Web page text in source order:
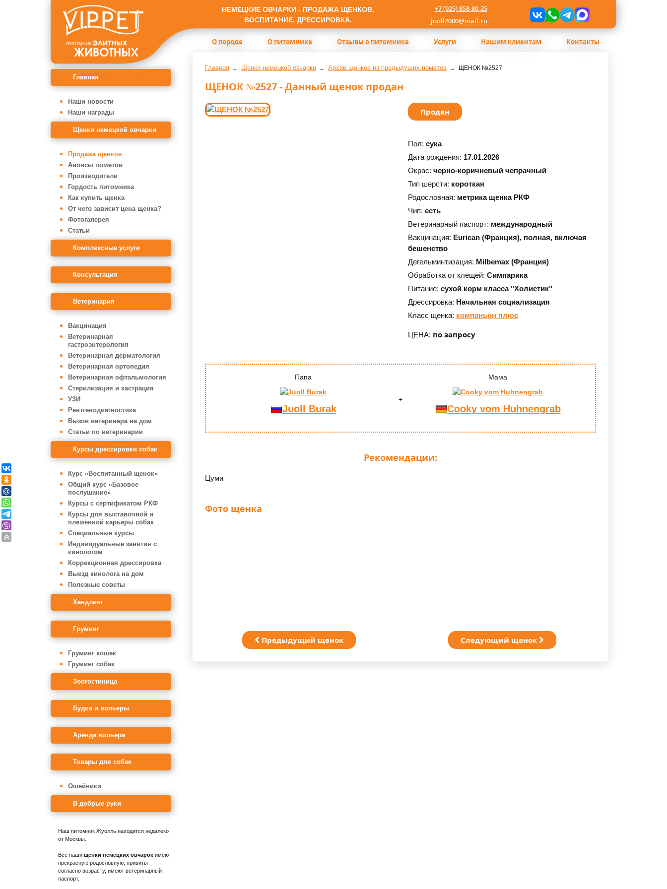
НЕМЕЦКИЕ ОВЧАРКИ - ПРОДАЖА ЩЕНКОВ,
ВОСПИТАНИЕ, ДРЕССИРОВКА.
+7 (925) 858-80-25
juoll2000@mail.ru
О породе О питомнике Отзывы о питомнике Услуги Нашим клиентам Контакты
Главная
Наши новости
Наши награды
Щенки немецкой овчарки
Продажа щенков
Анонсы пометов
Производители
Гордость питомника
Как купить щенка
От чего зависит цена щенка?
Фотогалерея
Статьи
Комплексные услуги
Консультация
Ветеринария
Вакцинация
Ветеринарная
гастроэнтерология
Ветеринарная дерматология
Ветеринарная ортопедия
Ветеринарная офтальмология
Стерилизация и кастрация
УЗИ
Рентгенодиагностика
Вызов ветеринара на дом
Статьи по ветеринарии
Курсы дрессировки собак
Курс «Воспитанный щенок»
Общий курс «Базовое
послушание»
Курсы с сертификатом РКФ
Курсы для выставочной и
племенной карьеры собак
Специальные курсы
Индивидуальные занятия с
кинологом
Коррекционная дрессировка
Выезд кинолога на дом
Полезные советы
Хендлинг
Груминг
Груминг кошек
Груминг собак
Зоогостиница
Будки и вольеры
Аренда вольера
Товары для собак
Ошейники
В добрые руки
Наш питомник Жуолль находится недалеко
от Москвы.
Все наши щенки немецких овчарок имеют
прекрасную родословную, привиты
согласно возрасту, имеют ветеринарный
паспорт.
Главная Щенки немецкой овчарки Архив щенков из предыдущих пометов ЩЕНОК №2527
ЩЕНОК №2527 - Данный щенок продан
Продан
Пол: сука
Дата рождения: 17.01.2026
Окрас: черно-коричневый чепрачный
Тип шерсти: короткая
Родословная: метрика щенка РКФ
Чип: есть
Ветеринарный паспорт: международный
Вакцинация: Eurican (Франция), полная, включая
бешенство
Дегельминтизация: Milbemax (Франция)
Обработка от клещей: Симпарика
Питание: сухой корм класса "Холистик"
Дрессировка: Начальная социализация
Класс щенка: компаньон плюс
ЦЕНА: по запросу
Папа
Juoll Burak
Мама
Cooky vom Huhnengrab
Рекомендации:
Цуми
Фото щенка
Предыдущий щенок Следующий щенок